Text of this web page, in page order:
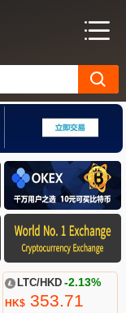
LTC/HKD -2.13%
HK$353.71